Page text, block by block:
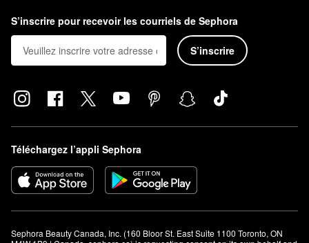
S’inscrire pour recevoir les courriels de Sephora
S’inscrire
Téléchargez l’appli Sephora
Sephora Beauty Canada, Inc. (160 Bloor St. East Suite 1100 Toronto, ON